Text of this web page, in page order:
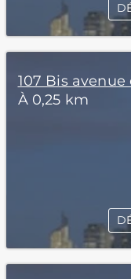
107 Bis
À 0,25 km